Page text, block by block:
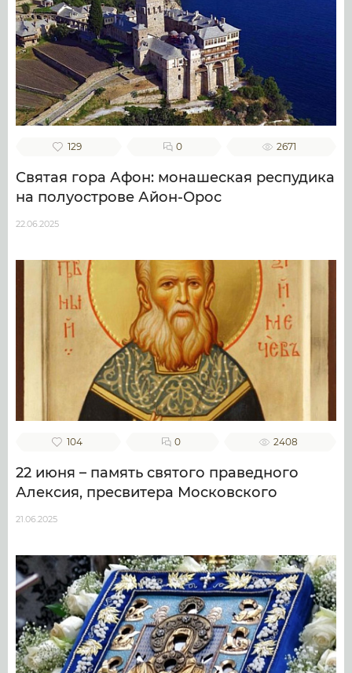
129 0 2671
Святая гора Афон: монашеская респудика
на полуострове Айон-Орос
22.06.2025
104 0 2408
22 июня – память святого праведного
Алексия, пресвитера Московского
21.06.2025